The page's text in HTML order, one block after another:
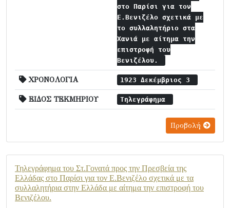
στο Παρίσι για τον
Ε.Βενιζέλο σχετικά με
το συλλαλητήριο στα
Χανιά με αίτημα την
επιστροφή του
Βενιζέλου.
ΧΡΟΝΟΛΟΓΙΑ 1923 Δεκέμβριος 3
ΕΙΔΟΣ ΤΕΚΜΗΡΙΟΥ Τηλεγράφημα
Προβολή
Τηλεγράφημα του Στ.Γονατά προς την Πρεσβεία της
Ελλάδας στο Παρίσι για τον Ε.Βενιζέλο σχετικά με τα
συλλαλητήρια στην Ελλάδα με αίτημα την επιστροφή του
Βενιζέλου.